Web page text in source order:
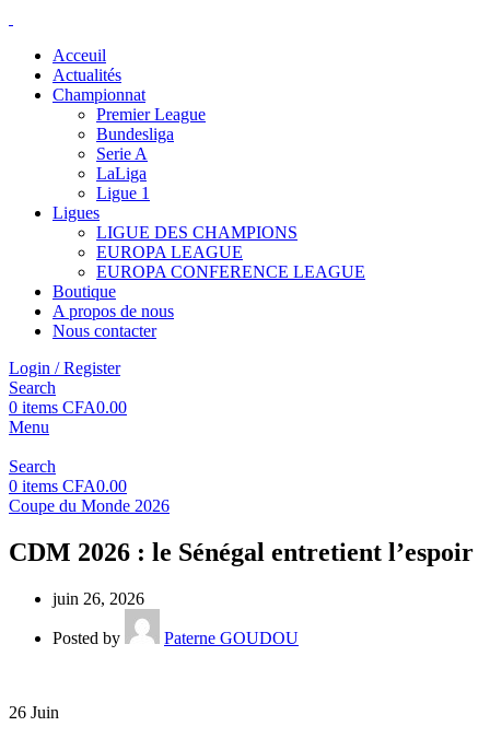
Acceuil
Actualités
Championnat
Premier League
Bundesliga
Serie A
LaLiga
Ligue 1
Ligues
LIGUE DES CHAMPIONS
EUROPA LEAGUE
EUROPA CONFERENCE LEAGUE
Boutique
A propos de nous
Nous contacter
Login / Register
Search
0 items CFA0.00
Menu
Search
0 items CFA0.00
Coupe du Monde 2026
CDM 2026 : le Sénégal entretient l’espoir
juin 26, 2026
Posted by Paterne GOUDOU
26 Juin